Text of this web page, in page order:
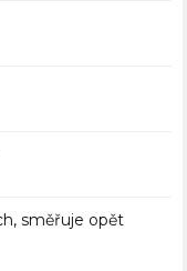
směřuje opět